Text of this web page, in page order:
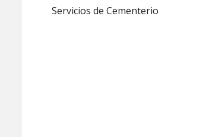
Servicios de Cementerio